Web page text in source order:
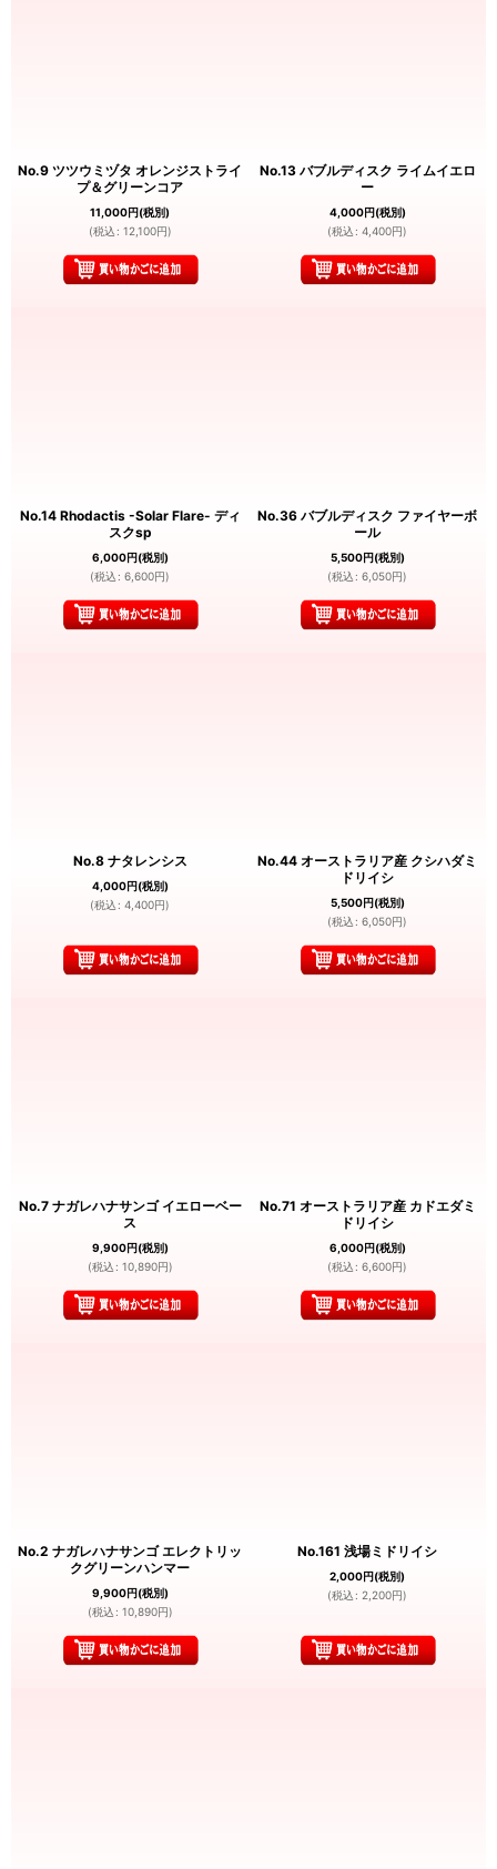
No.9 ツツウミヅタ オレンジストライ
プ＆グリーンコア
11,000円(税別)
(税込 : 12,100円)
No.13 バブルディスク ライムイエロ
ー
4,000円(税別)
(税込 : 4,400円)
No.14 Rhodactis -Solar Flare- ディ
スクsp
6,000円(税別)
(税込 : 6,600円)
No.36 バブルディスク ファイヤーボ
ール
5,500円(税別)
(税込 : 6,050円)
No.8 ナタレンシス
4,000円(税別)
(税込 : 4,400円)
No.44 オーストラリア産 クシハダミ
ドリイシ
5,500円(税別)
(税込 : 6,050円)
No.7 ナガレハナサンゴ イエローベー
ス
9,900円(税別)
(税込 : 10,890円)
No.71 オーストラリア産 カドエダミ
ドリイシ
6,000円(税別)
(税込 : 6,600円)
No.2 ナガレハナサンゴ エレクトリッ
クグリーンハンマー
9,900円(税別)
(税込 : 10,890円)
No.161 浅場ミドリイシ
2,000円(税別)
(税込 : 2,200円)